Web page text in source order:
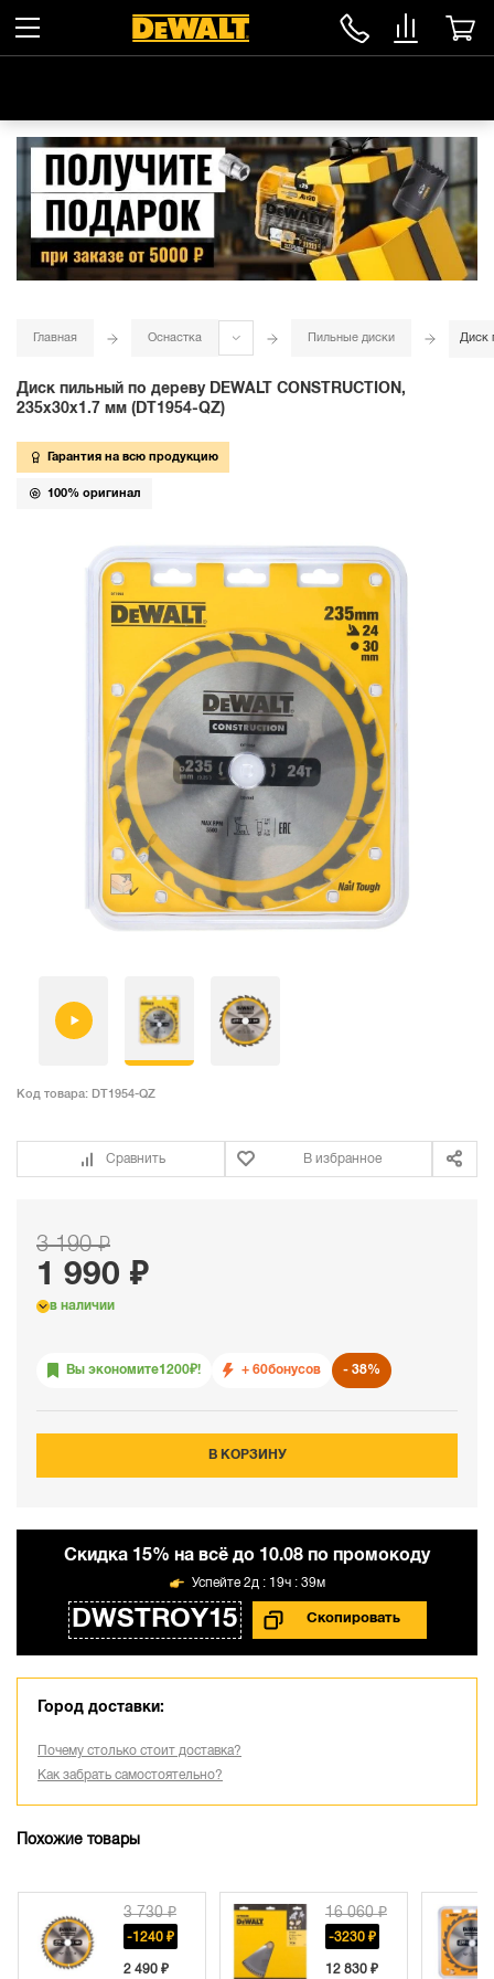
Главная Оснастка Пильные диски Диск
Диск пильный по дереву DEWALT CONSTRUCTION,
235х30х1.7 мм (DT1954-QZ)
Гарантия на всю продукцию
100% оригинал
Код товара: DT1954-QZ
Сравнить В избранное
3 190 ₽
1 990 ₽
в наличии
Вы экономите1200₽! + 60бонусов 38%
В КОРЗИНУ
Cкидка 15% на всё до 10.08 по промокоду
DWSTROY15
2д : 19ч : 39м
Город доставки:
Почему столько стоит доставка?
Как забрать самостоятельно?
Похожие товары
3 730 ₽
-1240 ₽
2 490 ₽
16 060 ₽
12 830 ₽
3 730 ₽
-740 ₽
2 990 ₽